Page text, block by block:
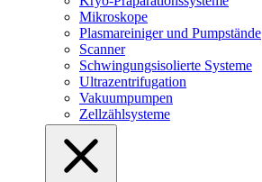
Mikroskope
Plasmareiniger und Pumpstände
Scanner
Schwingungsisolierte Systeme
Ultrazentrifugation
Vakuumpumpen
Zellzählsysteme